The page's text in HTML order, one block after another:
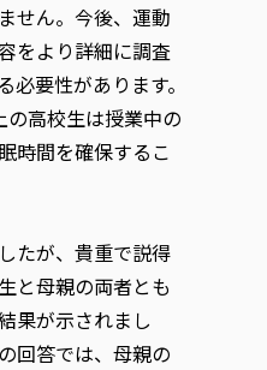
せん。今後、運動
をより詳細に調査
要性があります。
の高校生は授業中の
時間を確保するこ
たが、貴重で説得
と母親の両者とも
果が示されまし
回答では、母親の